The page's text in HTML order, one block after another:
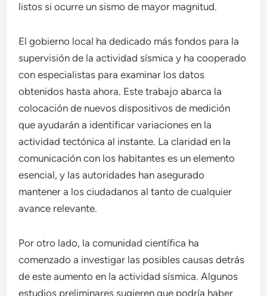
listos si ocurre un sismo de mayor magnitud.
El gobierno local ha dedicado más fondos para la
supervisión de la actividad sísmica y ha cooperado
con especialistas para examinar los datos
obtenidos hasta ahora. Este trabajo abarca la
colocación de nuevos dispositivos de medición
que ayudarán a identificar variaciones en la
actividad tectónica al instante. La claridad en la
comunicación con los habitantes es un elemento
esencial, y las autoridades han asegurado
mantener a los ciudadanos al tanto de cualquier
avance relevante.
Por otro lado, la comunidad científica ha
comenzado a investigar las posibles causas detrás
de este aumento en la actividad sísmica. Algunos
estudios preliminares sugieren que podría haber